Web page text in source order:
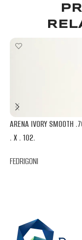
ARENA IVORY SMOOTH
. X . 102.
FEDRIGONI